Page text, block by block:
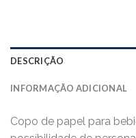
DESCRIÇÃO
INFORMAÇÃO ADICIONAL
Copo de papel para